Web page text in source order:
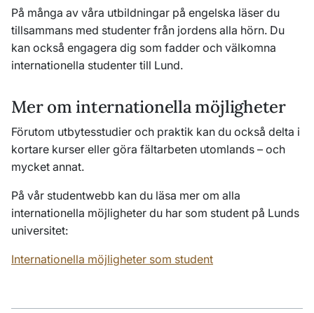
På många av våra utbildningar på engelska läser du
tillsammans med studenter från jordens alla hörn. Du
kan också engagera dig som fadder och välkomna
internationella studenter till Lund.
Mer om internationella möjligheter
Förutom utbytesstudier och praktik kan du också delta i
kortare kurser eller göra fältarbeten utomlands – och
mycket annat.
På vår studentwebb kan du läsa mer om alla
internationella möjligheter du har som student på Lunds
universitet:
Internationella möjligheter som student